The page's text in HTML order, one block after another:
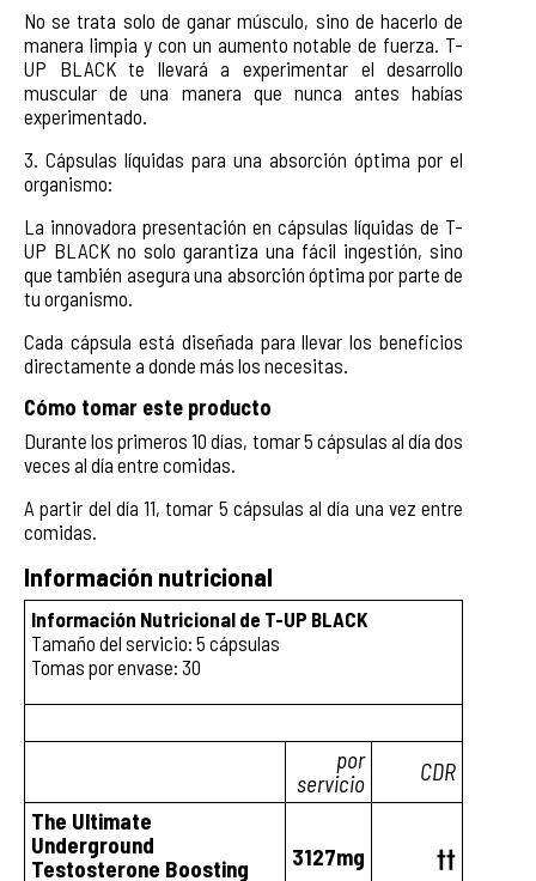
No se trata solo de ganar músculo, sino de hacerlo de
manera limpia y con un aumento notable de fuerza. T-
UP BLACK te llevará a experimentar el desarrollo
muscular de una manera que nunca antes habías
experimentado.
3. Cápsulas líquidas para una absorción óptima por el
organismo:
La innovadora presentación en cápsulas líquidas de T-
UP BLACK no solo garantiza una fácil ingestión, sino
que también asegura una absorción óptima por parte de
tu organismo.
Cada cápsula está diseñada para llevar los beneficios
directamente a donde más los necesitas.
Cómo tomar este producto
Durante los primeros 10 días, tomar 5 cápsulas al día dos
veces al día entre comidas.
A partir del día 11, tomar 5 cápsulas al día una vez entre
comidas.
Información nutricional
Información Nutricional de T-UP BLACK
Tamaño del servicio: 5 cápsulas
Tomas por envase: 30
por
servicio
CDR
The Ultimate
Underground
Testosterone Boosting
3127mg ††